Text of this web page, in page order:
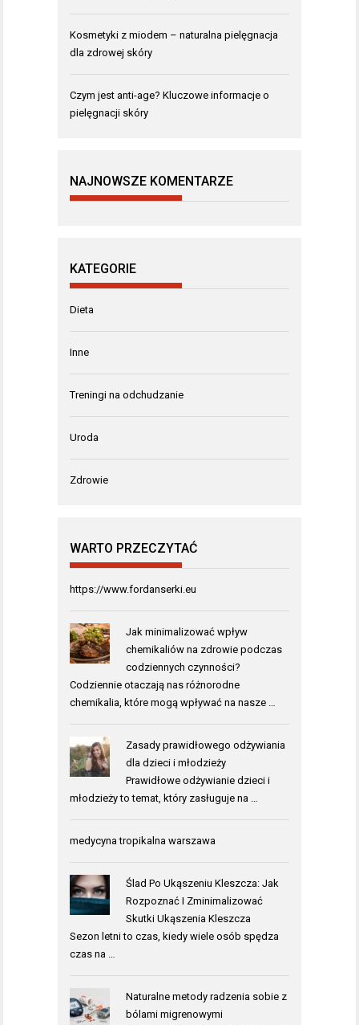
Kosmetyki z miodem – naturalna pielęgnacja
dla zdrowej skóry
Czym jest anti-age? Kluczowe informacje o
pielęgnacji skóry
NAJNOWSZE KOMENTARZE
KATEGORIE
Dieta
Inne
Treningi na odchudzanie
Uroda
Zdrowie
WARTO PRZECZYTAĆ
https://www.fordanserki.eu
Jak minimalizować wpływ
chemikaliów na zdrowie podczas
codziennych czynności?
Codziennie otaczają nas różnorodne
chemikalia, które mogą wpływać na nasze …
Zasady prawidłowego odżywiania
dla dzieci i młodzieży
Prawidłowe odżywianie dzieci i
młodzieży to temat, który zasługuje na …
medycyna tropikalna warszawa
Ślad Po Ukąszeniu Kleszcza: Jak
Rozpoznać I Zminimalizować
Skutki Ukąszenia Kleszcza
Sezon letni to czas, kiedy wiele osób spędza
czas na …
Naturalne metody radzenia sobie z
bólami migrenowymi